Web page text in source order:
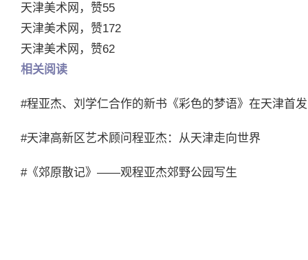
天津美术网，赞55
天津美术网，赞172
天津美术网，赞62
相关阅读
#程亚杰、刘学仁合作的新书《彩色的梦语》在天津首发
#天津高新区艺术顾问程亚杰：从天津走向世界
#《郊原散记》——观程亚杰郊野公园写生